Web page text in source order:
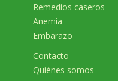
Remedios caseros
Anemia
Embarazo
Contacto
Quiénes somos